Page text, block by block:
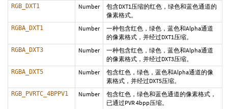
RGB_DXT1 Number
包含DXT1压缩的红色，绿色和蓝色通道的
像素格式。
RGBA_DXT1 Number
一种包含红色，绿色，蓝色和Alpha通道
的像素格式，并经过DXT1压缩。
RGBA_DXT3 Number
一种包含红色，绿色，蓝色和Alpha通道
的像素格式，并经过DXT3压缩。
RGBA_DXT5 Number
包含红色，绿色，蓝色和Alpha通道的像
素格式，并经过DXT5压缩。
RGB_PVRTC_4BPPV1 Number
包含红色，绿色和蓝色通道的像素格式，
已通过PVR 4bpp压缩。